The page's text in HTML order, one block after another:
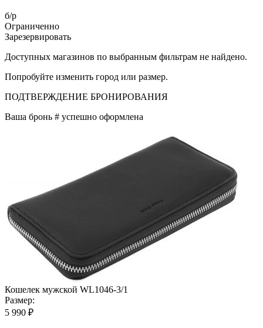
б/р
Ограниченно
Зарезервировать
Доступных магазинов по выбранным фильтрам не найдено.
Попробуйте изменить город или размер.
ПОДТВЕРЖДЕНИЕ БРОНИРОВАНИЯ
Ваша бронь # успешно оформлена
Кошелек мужской WL1046-3/1
Размер:
5 990 ₽